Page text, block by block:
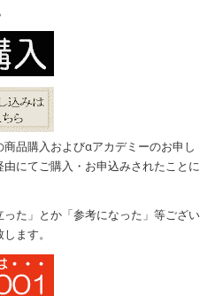
品購入およびαアカデミーのお申し
にてご購入・お申込みされたことに
た」とか「参考になった」等ござい
ます。